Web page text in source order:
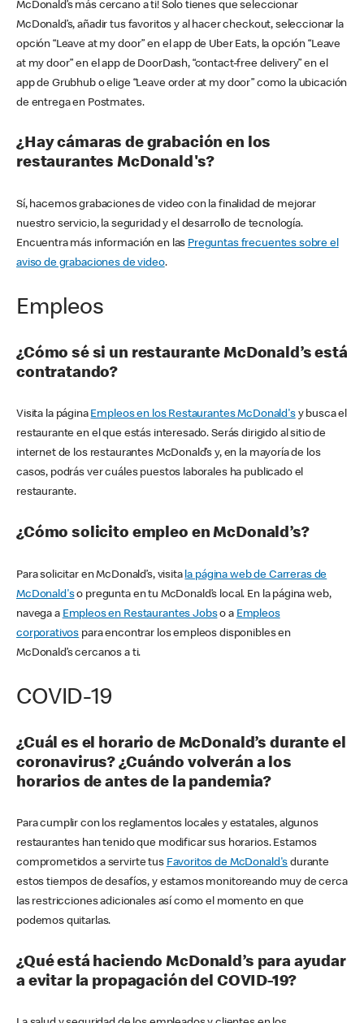
McDonald’s más cercano a ti! Solo tienes que seleccionar
McDonald’s, añadir tus favoritos y al hacer checkout, seleccionar la
opción “Leave at my door” en el app de Uber Eats, la opción “Leave
at my door” en el app de DoorDash, “contact-free delivery” en el
app de Grubhub o elige “Leave order at my door” como la ubicación
de entrega en Postmates.
¿Hay cámaras de grabación en los
restaurantes McDonald's?
Sí, hacemos grabaciones de video con la finalidad de mejorar
nuestro servicio, la seguridad y el desarrollo de tecnología.
Encuentra más información en las Preguntas frecuentes sobre el
aviso de grabaciones de video.
Empleos
¿Cómo sé si un restaurante McDonald’s está
contratando?
Visita la página Empleos en los Restaurantes McDonald'sy busca el
restaurante en el que estás interesado. Serás dirigido al sitio de
internet de los restaurantes McDonald’s y, en la mayoría de los
casos, podrás ver cuáles puestos laborales ha publicado el
restaurante.
¿Cómo solicito empleo en McDonald’s?
Para solicitar en McDonald’s, visita la página web de Carreras de
McDonald'so pregunta en tu McDonald’s local. En la página web,
navega a Empleos en Restaurantes Jobso a Empleos
corporativos para encontrar los empleos disponibles en
McDonald’s cercanos a ti.
COVID-19
¿Cuál es el horario de McDonald’s durante el
coronavirus? ¿Cuándo volverán a los
horarios de antes de la pandemia?
Para cumplir con los reglamentos locales y estatales, algunos
restaurantes han tenido que modificar sus horarios. Estamos
comprometidos a servirte tus Favoritos de McDonald's durante
estos tiempos de desafíos, y estamos monitoreando muy de cerca
las restricciones adicionales así como el momento en que
podemos quitarlas.
¿Qué está haciendo McDonald’s para ayudar
a evitar la propagación del COVID-19?